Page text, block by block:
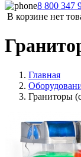
8 800 347
В корзине нет
Главная
Граниторы